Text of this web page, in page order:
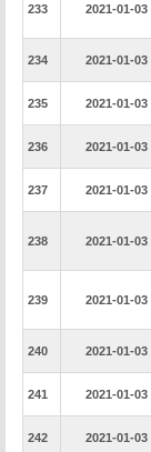
233 2021-01-03
234 2021-01-03
235 2021-01-03
236 2021-01-03
237 2021-01-03
238 2021-01-03
239 2021-01-03
240 2021-01-03
241 2021-01-03
242 2021-01-03